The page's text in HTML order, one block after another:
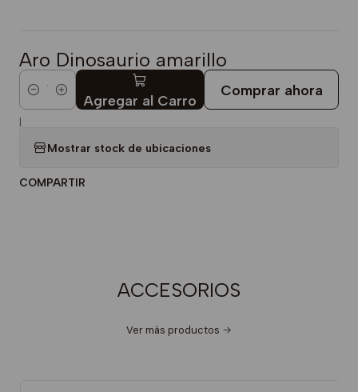
Aro Dinosaurio amarillo
Cantidad Agregar al Carro
Comprar ahora
|
Mostrar stock de ubicaciones
COMPARTIR
ACCESORIOS
Ver más productos